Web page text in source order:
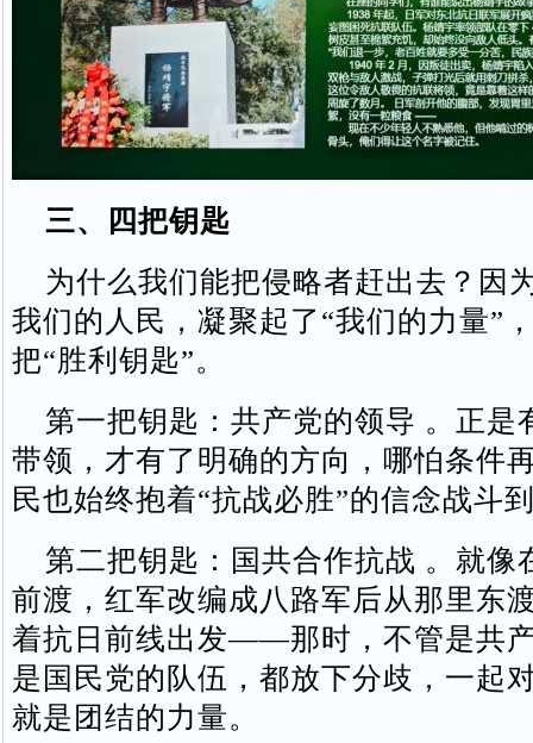
三、四把钥匙
为什么我们能把侵略者赶出去？因
我们的人民，凝聚起了“我们的力量”
把“胜利钥匙”。
第一把钥匙：共产党的领导 。正是
带领，才有了明确的方向，哪怕条件
民也始终抱着“抗战必胜”的信念战斗
第二把钥匙：国共合作抗战 。就像
前渡，红军改编成八路军后从那里东
着抗日前线出发——那时，不管是共
是国民党的队伍，都放下分歧，一起
就是团结的力量。